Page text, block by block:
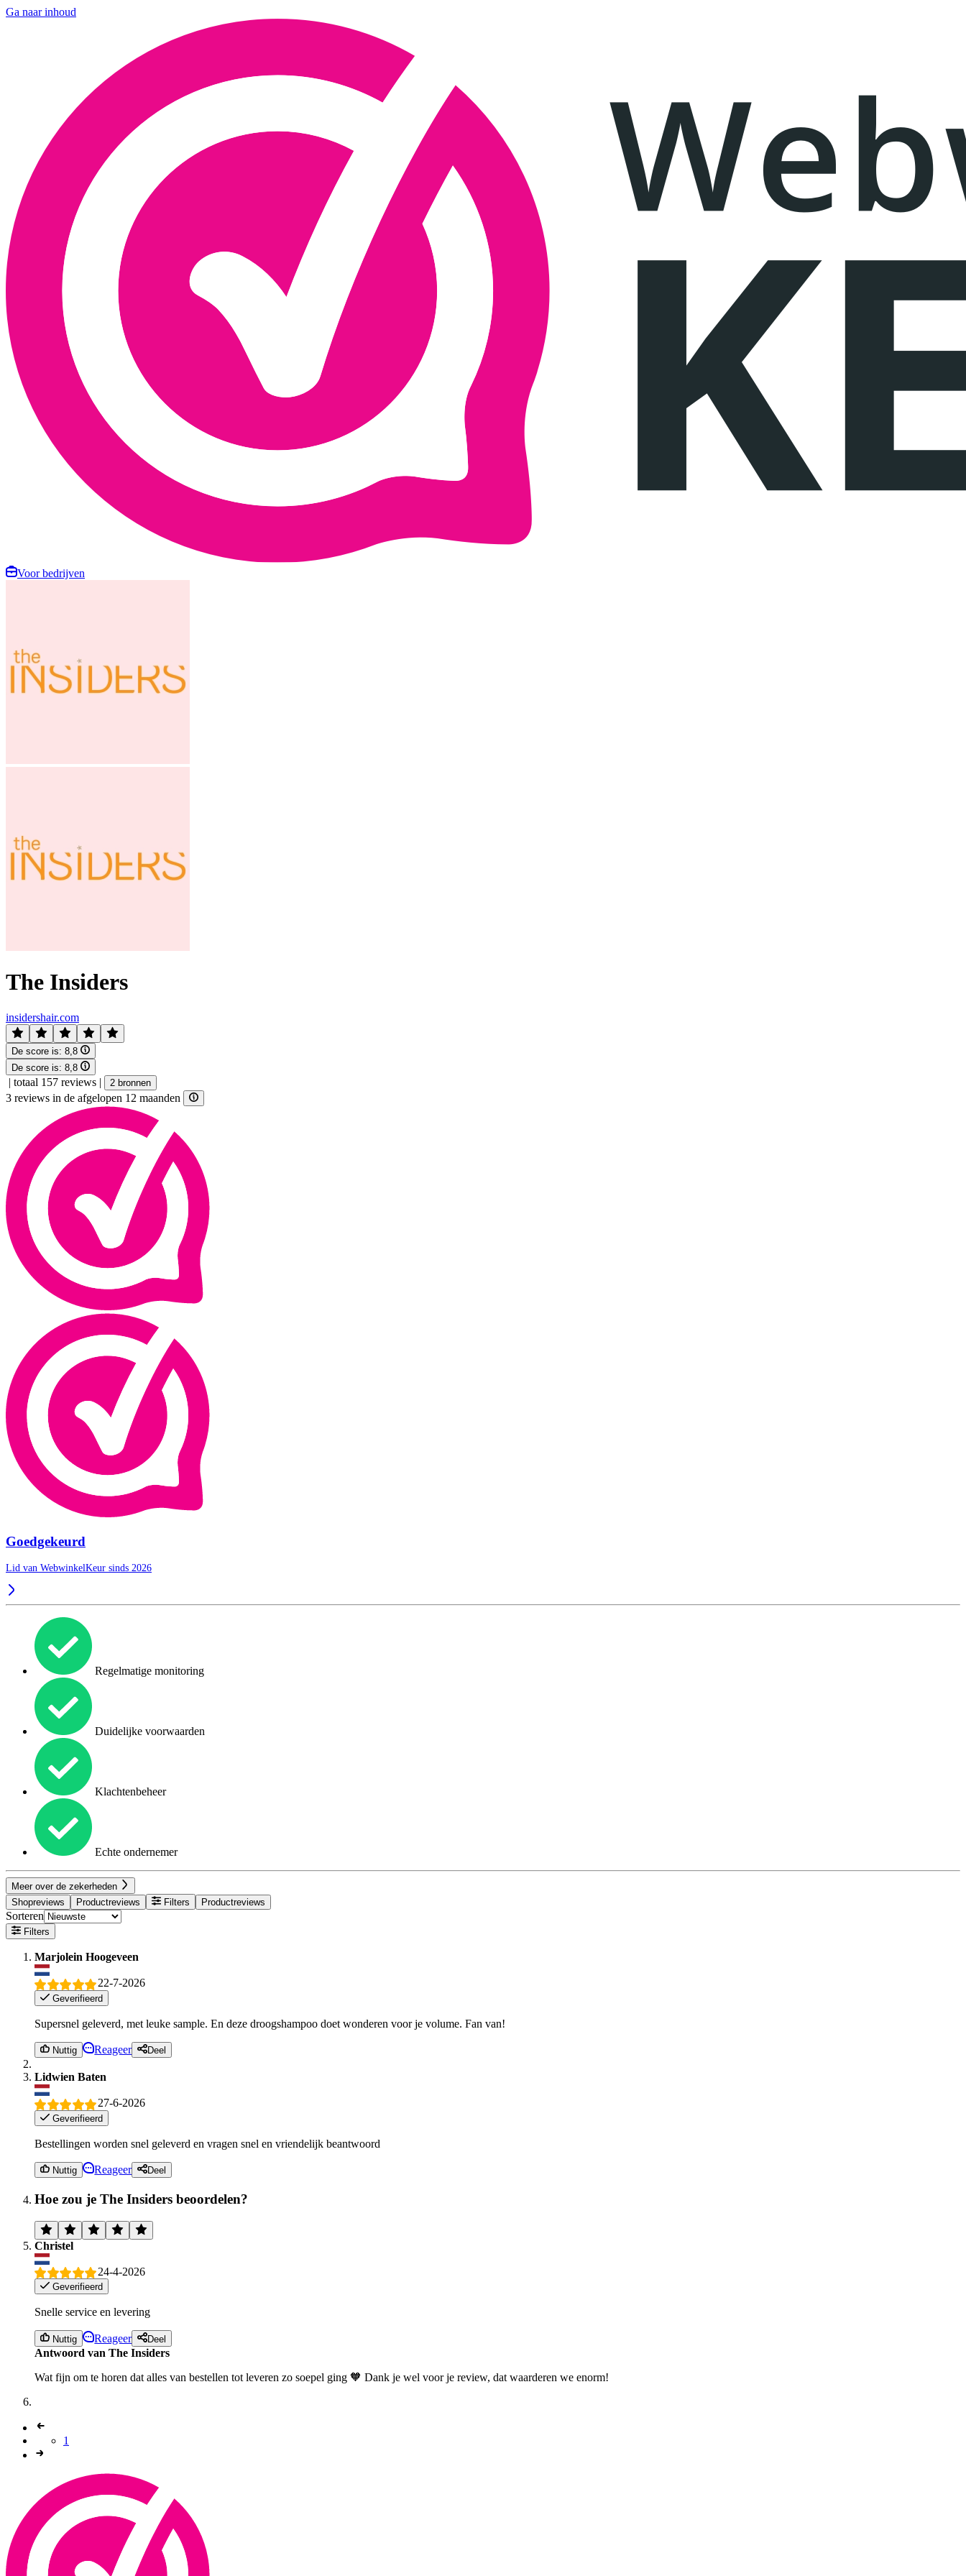
Ga naar inhoud
Voor bedrijven
The Insiders
insidershair.com
De score is: 8,8
De score is: 8,8
| totaal 157 reviews | 2 bronnen
3 reviews in de afgelopen 12 maanden
Goedgekeurd
Lid van WebwinkelKeur sinds 2026
Regelmatige monitoring
Duidelijke voorwaarden
Klachtenbeheer
Echte ondernemer
Meer over de zekerheden
Shopreviews
Productreviews Filters Productreviews
Sorteren
Filters
Marjolein Hoogeveen
22-7-2026
Geverifieerd
Supersnel geleverd, met leuke sample. En deze droogshampoo doet wonderen voor je volume. Fan van!
Nuttig Reageer Deel
Lidwien Baten
27-6-2026
Geverifieerd
Bestellingen worden snel geleverd en vragen snel en vriendelijk beantwoord
Nuttig Reageer Deel
Hoe zou je The Insiders beoordelen?
Christel
24-4-2026
Geverifieerd
Snelle service en levering
Nuttig Reageer Deel
Antwoord van The Insiders
Wat fijn om te horen dat alles van bestellen tot leveren zo soepel ging 🧡 Dank je wel voor je review, dat waarderen we enorm!
1